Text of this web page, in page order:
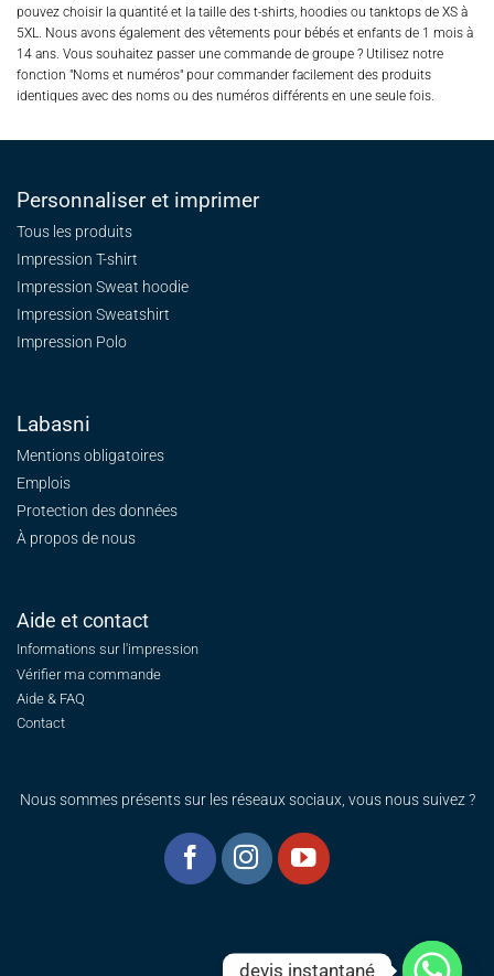
pouvez choisir la quantité et la taille des t-shirts, hoodies ou tanktops de XS à
5XL. Nous avons également des vêtements pour bébés et enfants de 1 mois à
14 ans. Vous souhaitez passer une commande de groupe ? Utilisez notre
fonction "Noms et numéros" pour commander facilement des produits
identiques avec des noms ou des numéros différents en une seule fois.
Personnaliser et imprimer
Tous les produits
Impression T-shirt
Impression Sweat hoodie
Impression Sweatshirt
Impression Polo
Labasni
Mentions obligatoires
Emplois
Protection des données
À propos de nous
Aide et contact
Informations sur l'impression
Vérifier ma commande
Aide & FAQ
Contact
Nous sommes présents sur les réseaux sociaux, vous nous suivez ?
devis instantané